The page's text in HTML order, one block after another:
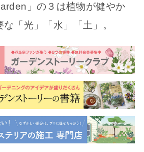
」の３は植物が健やか
「光」「水」「土」。